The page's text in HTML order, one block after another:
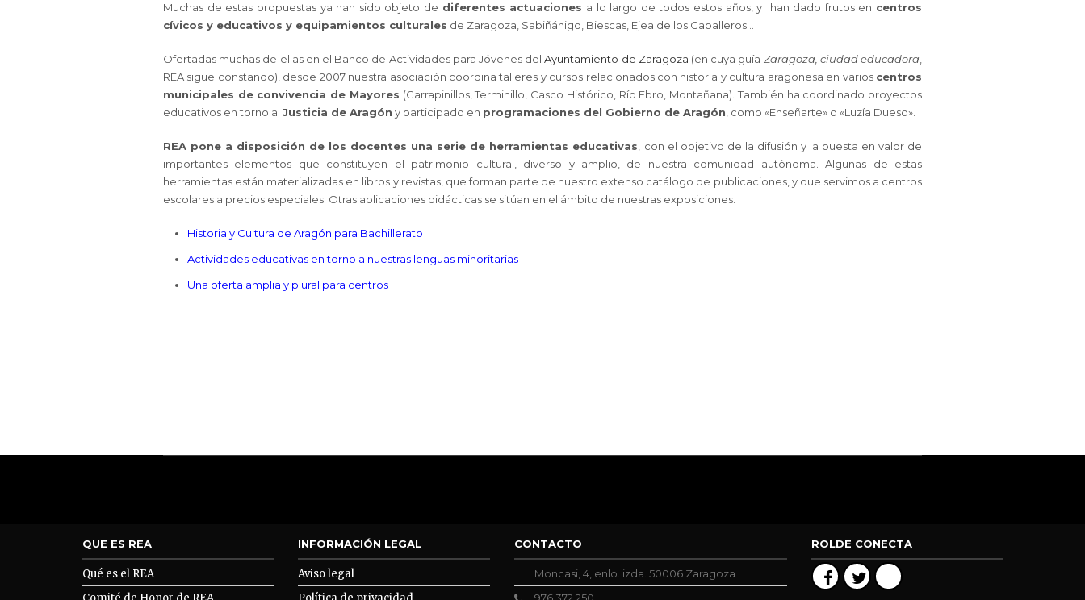
Muchas de estas propuestas ya han sido objeto de diferentes actuaciones a lo largo de todos estos años, y han dado frutos en centros
cívicos y educativos y equipamientos culturales de Zaragoza, Sabiñánigo, Biescas, Ejea de los Caballeros…
Ofertadas muchas de ellas en el Banco de Actividades para Jóvenes delAyuntamiento de Zaragoza (en cuya guía Zaragoza, ciudad educadora
REA sigue constando), desde 2007 nuestra asociación coordina talleres y cursos relacionados con historia y cultura aragonesa en varios centros
municipales de convivencia de Mayores (Garrapinillos, Terminillo, Casco Histórico, Río Ebro, Montañana). También ha coordinado proyectos
educativos en torno al Justicia de Aragón y participado en programaciones del Gobierno de Aragón , como «Enseñarte» o «Luzía Dueso».
REA pone a disposición de los docentes una serie de herramientas educativas , con el objetivo de la difusión y la puesta en valor de
importantes elementos que constituyen el patrimonio cultural, diverso y amplio, de nuestra comunidad autónoma. Algunas de estas
herramientas están materializadas en libros y revistas, que forman parte de nuestro extenso catálogo de publicaciones, y que servimos a centros
escolares a precios especiales. Otras aplicaciones didácticas se sitúan en el ámbito de nuestras exposiciones.
Historia y Cultura de Aragón para Bachillerato
Actividades educativas en torno a nuestras lenguas minoritarias
Una oferta amplia y plural para centros
QUE ES REA
Qué es el REA
INFORMACIÓN LEGAL
Aviso legal
CONTACTO
Moncasi, 4, enlo. izda. 50006 Zaragoza
ROLDE CONECTA